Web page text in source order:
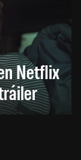
Netflix